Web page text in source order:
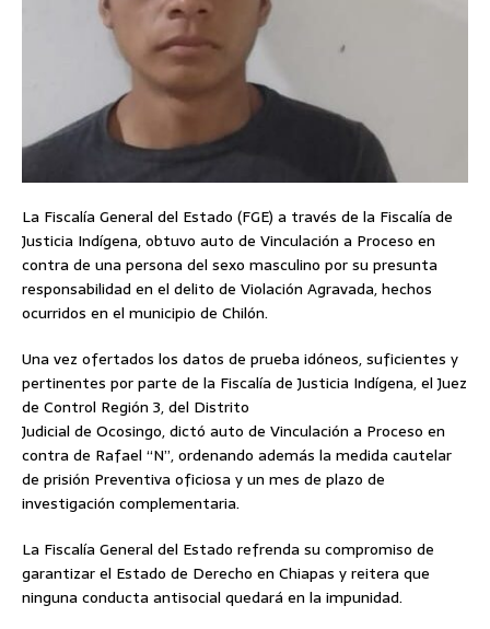
La Fiscalía General del Estado (FGE) a través de la Fiscalía de
Justicia Indígena, obtuvo auto de Vinculación a Proceso en
contra de una persona del sexo masculino por su presunta
responsabilidad en el delito de Violación Agravada, hechos
ocurridos en el municipio de Chilón.
Una vez ofertados los datos de prueba idóneos, suficientes y
pertinentes por parte de la Fiscalía de Justicia Indígena, el Juez
de Control Región 3, del Distrito
Judicial de Ocosingo, dictó auto de Vinculación a Proceso en
contra de Rafael “N”, ordenando además la medida cautelar
de prisión Preventiva oficiosa y un mes de plazo de
investigación complementaria.
La Fiscalía General del Estado refrenda su compromiso de
garantizar el Estado de Derecho en Chiapas y reitera que
ninguna conducta antisocial quedará en la impunidad.